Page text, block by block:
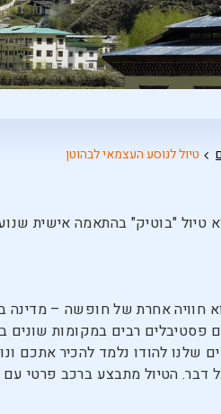
טיול לנוסע העצמאי לבהוטן
טיול "בוטיק" בהתאמה אישית
חוויה אחרת של חופשה – מדינה
פסטיבלים רבים במקומות שונים
שלנו להודו נלמד להכיר אתכם
דבר. הטיול מתבצע ברכב פרטי עם